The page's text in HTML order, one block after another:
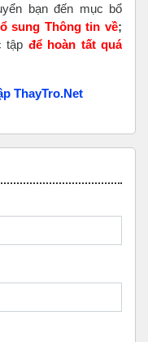
bạn đến mục bổ
sung Thông tin về;
tập để hoàn tấtquá
ThayTro.Net